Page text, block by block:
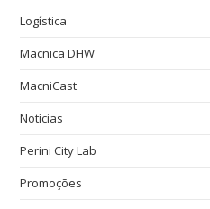
Logística
Macnica DHW
MacniCast
Notícias
Perini City Lab
Promoções